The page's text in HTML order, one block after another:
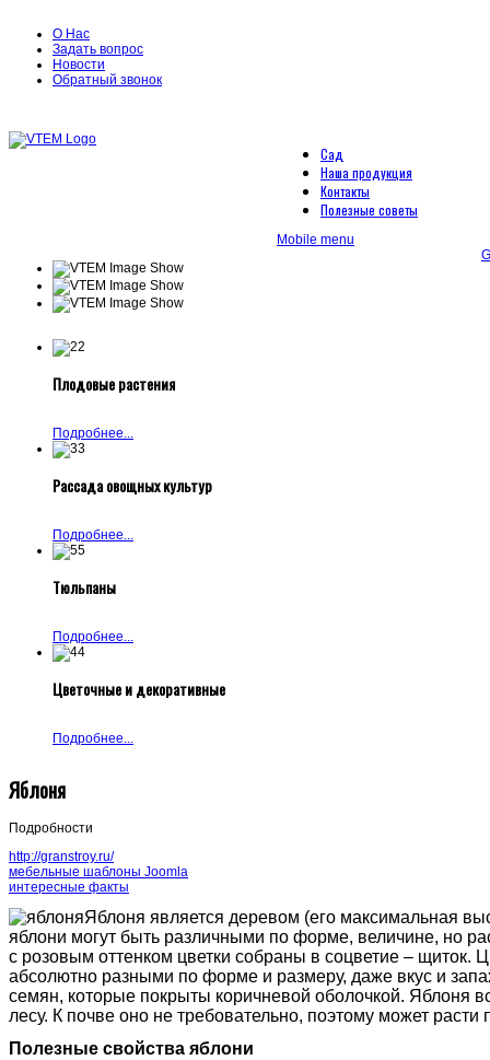
О Нас
Задать вопрос
Новости
Обратный звонок
Сад
Наша продукция
Контакты
Полезные советы
Mobile menu
Плодовые растения
Подробнее...
Рассада овощных культур
Подробнее...
Тюльпаны
Подробнее...
Цветочные и декоративные
Подробнее...
Яблоня
Подробности
http://granstroy.ru/
мебельные шаблоны Joomla
интересные факты
Яблоня является деревом (его максимальная
яблони могут быть различными по форме, величине, но
с розовым оттенком цветки собраны в соцветие –
абсолютно разными по форме и размеру, даже вкус и
семян, которые покрыты коричневой оболочкой. Яблоня
лесу. К почве оно не требовательно, поэтому может расти
Полезные свойства яблони